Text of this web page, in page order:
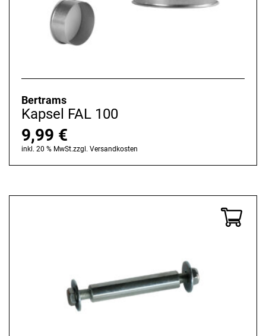
Bertrams
Kapsel FAL 100
9,99 €
inkl. 20 % MwSt.zzgl. Versandkosten